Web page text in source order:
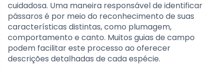
cuidadosa. Uma maneira responsável de identificar
pássaros é por meio do reconhecimento de suas
características distintas, como plumagem,
comportamento e canto. Muitos guias de campo
podem facilitar este processo ao oferecer
descrições detalhadas de cada espécie.